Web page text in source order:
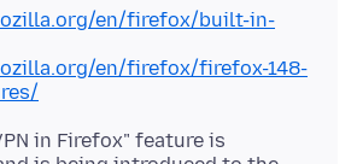
en/firefox/built-in-
en/firefox/firefox-148-
in Firefox" feature is